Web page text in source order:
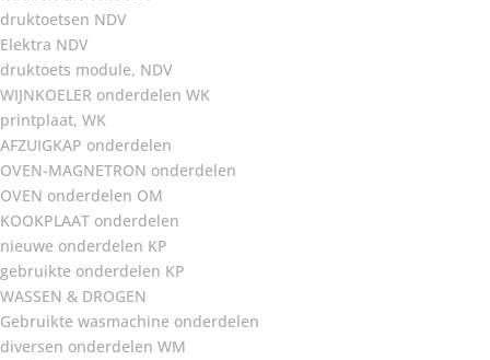
druktoetsen NDV
Elektra NDV
druktoets module, NDV
WIJNKOELER onderdelen WK
printplaat, WK
AFZUIGKAP onderdelen
OVEN-MAGNETRON onderdelen
OVEN onderdelen OM
KOOKPLAAT onderdelen
nieuwe onderdelen KP
gebruikte onderdelen KP
WASSEN & DROGEN
Gebruikte wasmachine onderdelen
diversen onderdelen WM